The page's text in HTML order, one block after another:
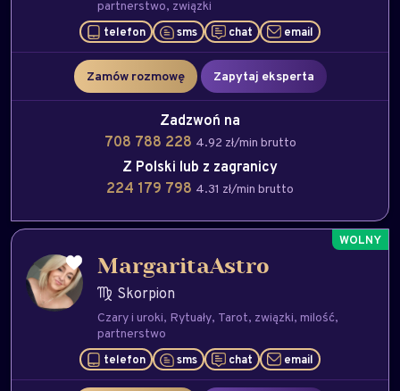
partnerstwo związki
telefon sms chat email
Zamów rozmowę Zapytaj eksperta
Zadzwoń na
708 788 228 4.92 zł/min brutto
Z Polski lub z zagranicy
224 179 798 4.31 zł/min brutto
MargaritaAstro
Skorpion
Czary i uroki Rytuały Tarot związki milość
partnerstwo
telefon sms chat email